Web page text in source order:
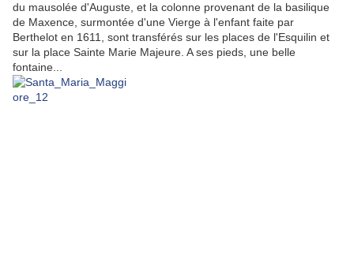
du mausolée d'Auguste, et la colonne provenant de la basilique
de Maxence, surmontée d'une Vierge à l'enfant faite par
Berthelot en 1611, sont transférés sur les places de l'Esquilin et
sur la place Sainte Marie Majeure. A ses pieds, une belle
fontaine...